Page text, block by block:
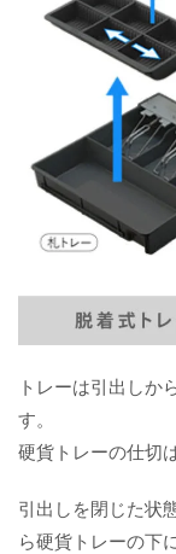
トレーは引出しか
す。
硬貨トレーの仕切
引出しを閉じた状
ら硬貨トレーの下